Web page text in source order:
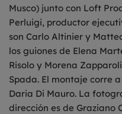
Musco) junto con Loft
Perluigi, productor
son Carlo Altinier y
los guiones de Elena
Risolo y Morena
Spada. El montaje corre
Daria Di Mauro. La
dirección es de Graziano